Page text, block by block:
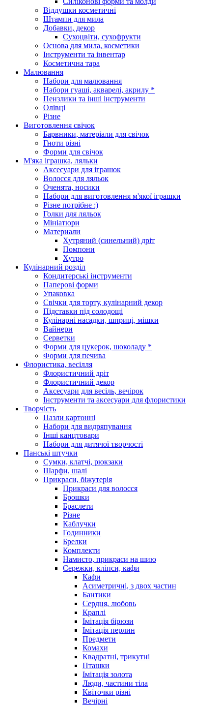
Віддушки косметичні
Штампи для мила
Добавки, декор
Сухоцвіти, сухофрукти
Основа для мила, косметики
Інструменти та інвентар
Косметична тара
Малювання
Набори для малювання
Набори гуаші, акварелі, акрилу *
Пензлики та інші інструменти
Олівці
Різне
Виготовлення свічок
Барвники, матеріали для свічок
Гноти різні
Форми для свічок
М'яка іграшка, ляльки
Аксесуари для іграшок
Волосся для ляльок
Оченята, носики
Набори для виготовлення м'якої іграшки
Різне потрібне :)
Голки для ляльок
Мініатюри
Материали
Хутряний (синельний) дріт
Помпони
Хутро
Кулінарний розділ
Кондитерські інструменти
Паперові форми
Упаковка
Свічки для торту, кулінарний декор
Підставки під солодощі
Кулінарні насадки, шприці, мішки
Вайнери
Серветки
Форми для цукерок, шоколаду *
Форми для печива
Флористика, весілля
Флористичний дріт
Флористичний декор
Аксесуари для весіль, вечірок
Інструменти та аксесуари для флористики
Творчість
Пазли картонні
Набори для видряпування
Інші канцтовари
Набори для дитячої творчості
Панські штучки
Сумки, клатчі, рюкзаки
Шарфи, шалі
Прикраси, біжутерія
Прикраси для волосся
Брошки
Браслети
Різне
Каблучки
Годинники
Брелки
Комплекти
Намисто, прикраси на шию
Сережки, кліпси, кафи
Кафи
Асиметричні, з двох частин
Бантики
Сердця, любовь
Краплі
Імітація бірюзи
Імітація перлин
Предмети
Комахи
Квадратні, трикутні
Пташки
Імітація золота
Люди, частини тіла
Квіточки різні
Вечірні